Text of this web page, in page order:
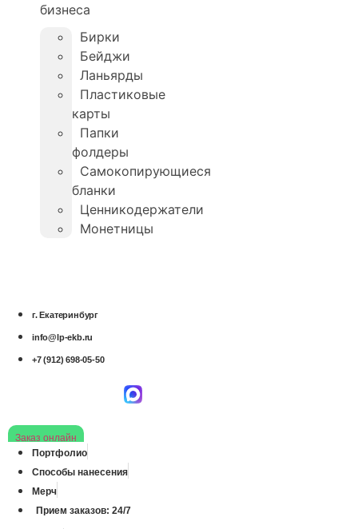
бизнеса
Бирки
Бейджи
Ланьярды
Пластиковые
карты
Папки
фолдеры
Самокопирующиеся
бланки
Ценникодержатели
Монетницы
г. Екатеринбург
info@lp-ekb.ru
+7 (912) 698-05-50
Заказ онлайн
Портфолио
Способы нанесения
Мерч
Прием заказов: 24/7